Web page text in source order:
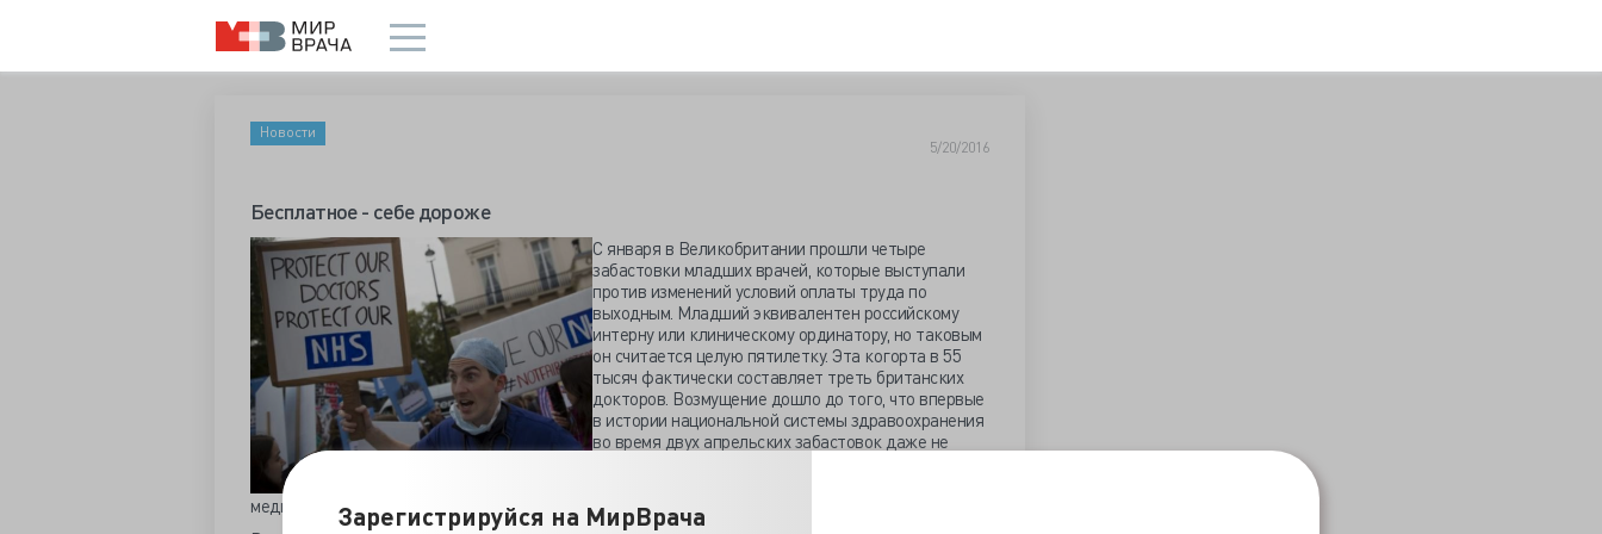
Зарегистрируйся на МирВрача
Новости
5/20/2016
Бесплатное - себе дороже
С января в Великобритании прошли четыре
забастовки младших врачей, которые выступали
против изменений условий оплаты труда по
выходным. Младший эквивалентен российскому
интерну или клиническому ординатору, но таковым
он считается целую пятилетку. Эта когорта в 55
тысяч фактически составляет треть британских
докторов. Возмущение дошло до того, что впервые
в истории национальной системы здравоохранения
во время двух апрельских забастовок даже не
медицинской ассоциацией (BMA) о некотором изменении первоначальных ограничений.